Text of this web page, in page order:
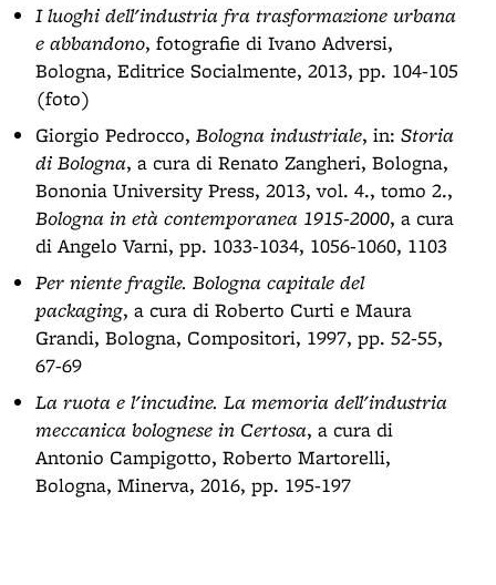
I luoghi dell'industria fra trasformazione urbana
e abbandono, fotografie di Ivano Adversi,
Bologna, Editrice Socialmente, 2013, pp. 104-105
(foto)
Giorgio Pedrocco, Bologna industriale, in: Storia
di Bologna, a cura di Renato Zangheri, Bologna,
Bononia University Press, 2013, vol. 4., tomo 2.,
Bologna in età contemporanea 1915-2000, a cura
di Angelo Varni, pp. 1033-1034, 1056-1060, 1103
Per niente fragile. Bologna capitale del
packaging, a cura di Roberto Curti e Maura
Grandi, Bologna, Compositori, 1997, pp. 52-55,
67-69
La ruota e l'incudine. La memoria dell'industria
meccanica bolognese in Certosa, a cura di
Antonio Campigotto, Roberto Martorelli,
Bologna, Minerva, 2016, pp. 195-197